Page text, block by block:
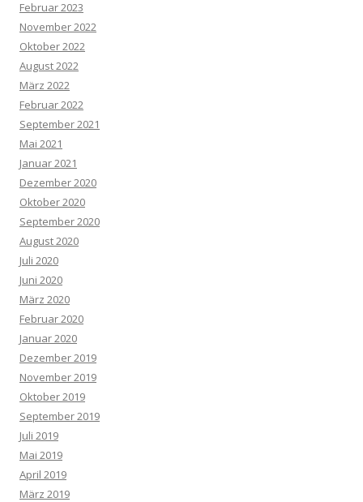
Februar 2023
November 2022
Oktober 2022
August 2022
März 2022
Februar 2022
September 2021
Mai 2021
Januar 2021
Dezember 2020
Oktober 2020
September 2020
August 2020
Juli 2020
Juni 2020
März 2020
Februar 2020
Januar 2020
Dezember 2019
November 2019
Oktober 2019
September 2019
Juli 2019
Mai 2019
April 2019
März 2019